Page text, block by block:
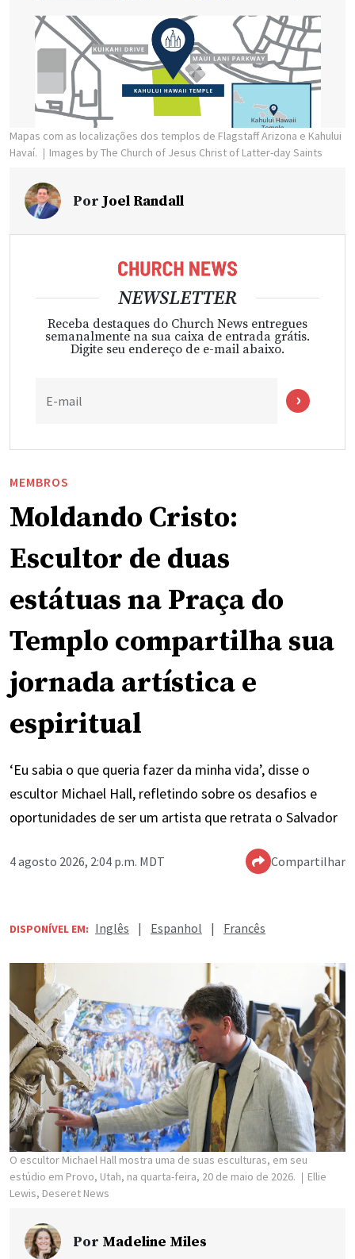
Mapas com as localizações dos templos de Flagstaff Arizona e Kahului
Havaí.
Images by The Church of Jesus Christ of Latter-day Saints
Por Joel Randall
NEWSLETTER
Receba destaques do Church News entregues
semanalmente na sua caixa de entrada grátis.
Digite seu endereço de e-mail abaixo.
E-mail
MEMBROS
Moldando Cristo:
Escultor de duas
estátuas na Praça do
Templo compartilha sua
jornada artística e
espiritual
‘Eu sabia o que queria fazer da minha vida’, disse o
escultor Michael Hall, refletindo sobre os desafios e
oportunidades de ser um artista que retrata o Salvador
4 agosto 2026, 2:04 p.m. MDT Compartilhar
DISPONÍVEL EM: Inglês | Espanhol | Francês
O escultor Michael Hall mostra uma de suas esculturas, em seu
estúdio em Provo, Utah, na quarta-feira, 20 de maio de 2026.
Ellie
Lewis, Deseret News
Por Madeline Miles